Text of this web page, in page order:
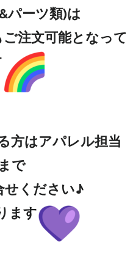
パーツ類)は
注文可能となって
方はアパレル担当
で
せください♪
ます